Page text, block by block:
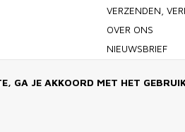
VERZENDEN,
OVER ONS
NIEUWSBRIEF
PRIVACY POLICY
GA JE AKKOORD MET HET